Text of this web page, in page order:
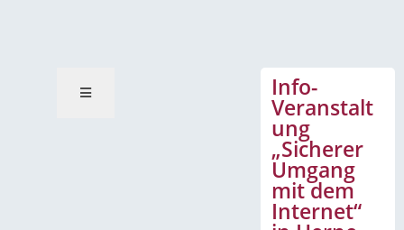
Info-
Veranstalt
ung
„Sicherer
Umgang
mit dem
Internet“